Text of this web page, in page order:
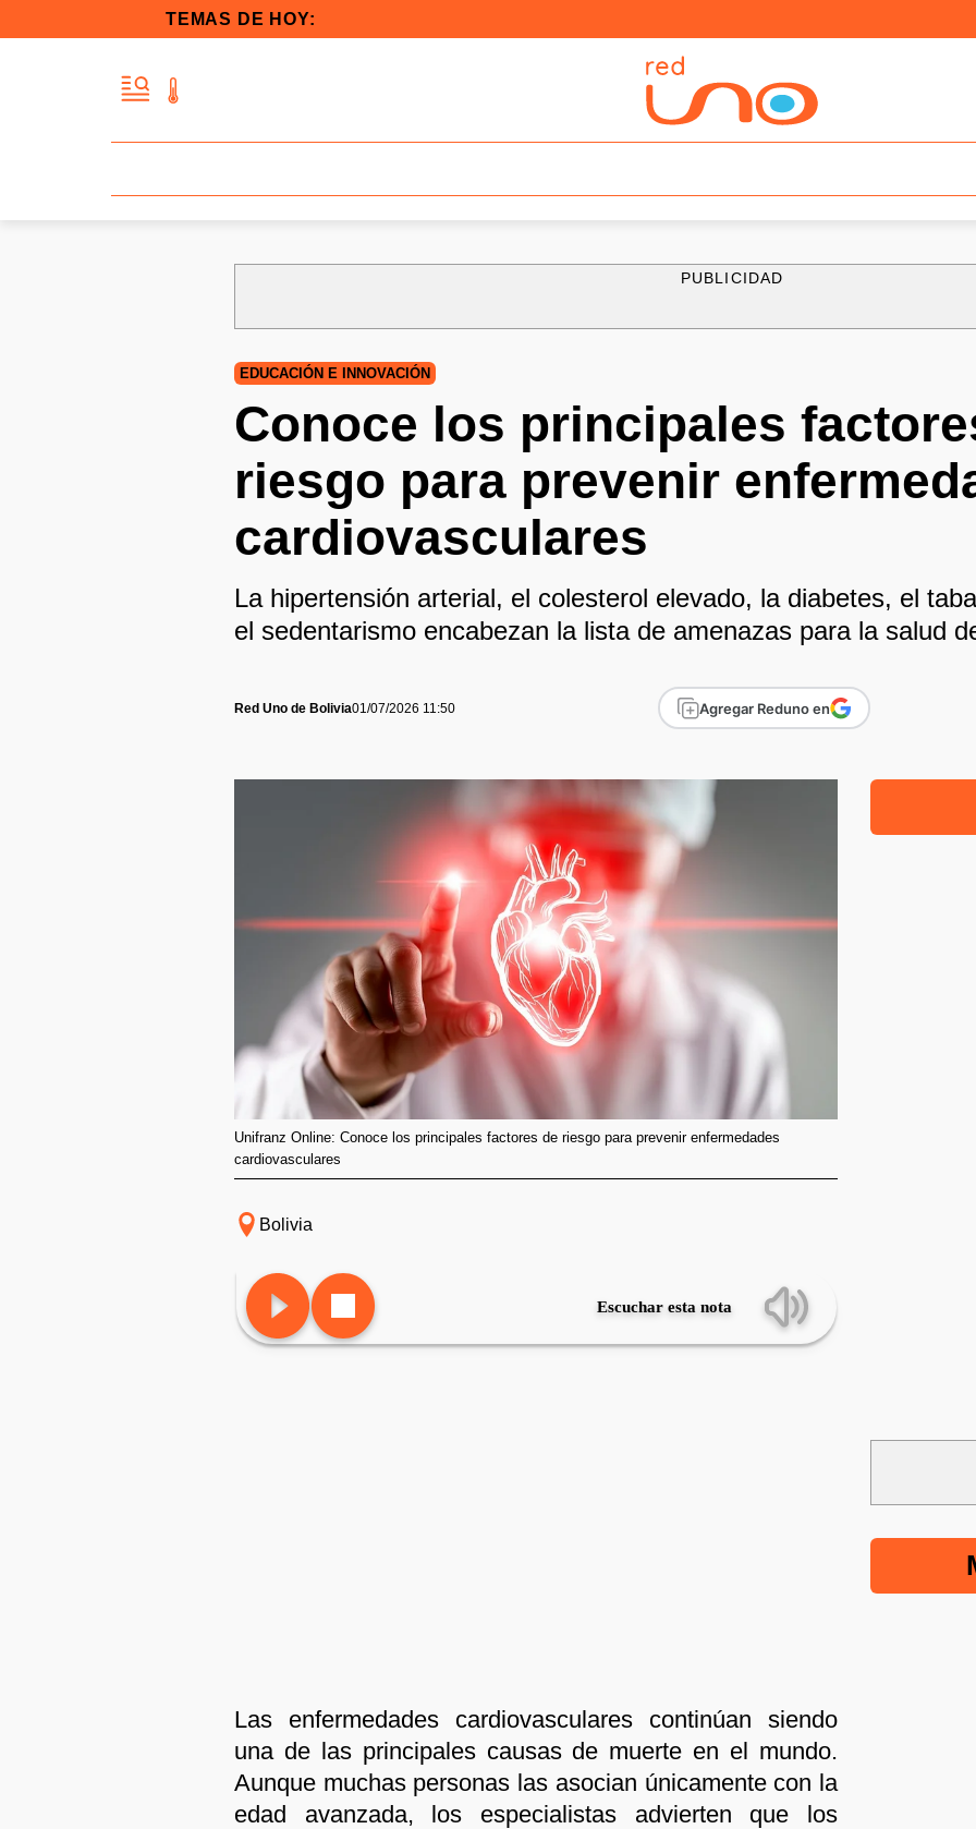
TEMAS DE HOY:
PUBLICIDAD
EDUCACIÓN E INNOVACIÓN
Conoce los principales
riesgo para prevenir
cardiovasculares
La hipertensión arterial, el colesterol elevado, la diabetes, el
el sedentarismo encabezan la lista de amenazas para la salud
Red Uno de Bolivia01/07/2026 11:50 Agregar Reduno en
Unifranz Online: Conoce los principales factores de riesgo para prevenir enfermedades
cardiovasculares
Bolivia
Escuchar esta nota
Las enfermedades cardiovasculares continúan siendo
una de las principales causas de muerte en el mundo.
Aunque muchas personas las asocian únicamente con la
edad avanzada, los especialistas advierten que los